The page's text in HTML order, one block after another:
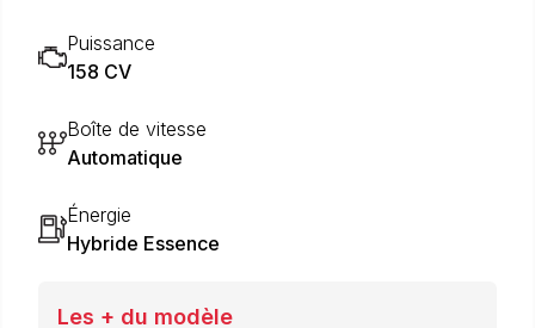
Puissance
158 CV
Boîte de vitesse
Automatique
Énergie
Hybride Essence
Les + du modèle